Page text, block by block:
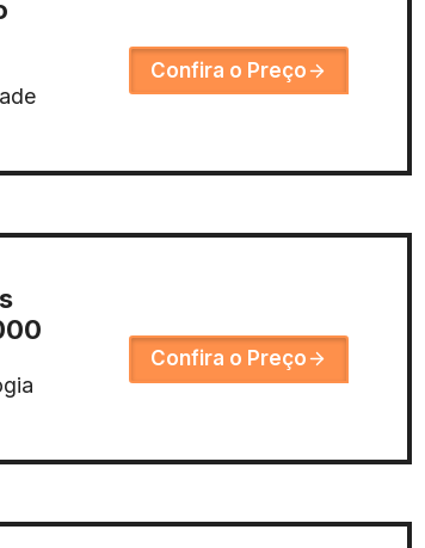
Confira o Preço
Confira o Preço